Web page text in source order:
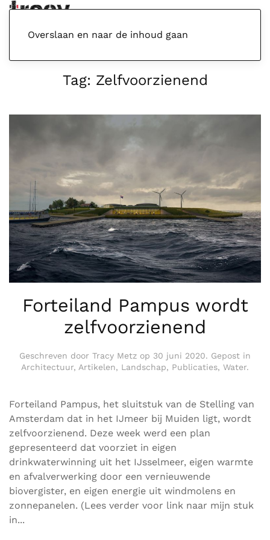
Overslaan en naar de inhoud gaan
Tag: Zelfvoorzienend
Forteiland Pampus wordt
zelfvoorzienend
Geschreven door Tracy Metz op 30 juni 2020. Gepost in
Architectuur, Artikelen, Landschap, Publicaties, Water.
Forteiland Pampus, het sluitstuk van de Stelling van
Amsterdam dat in het IJmeer bij Muiden ligt, wordt
zelfvoorzienend. Deze week werd een plan
gepresenteerd dat voorziet in eigen
drinkwaterwinning uit het IJsselmeer, eigen warmte
en afvalverwerking door een vernieuwende
biovergister, en eigen energie uit windmolens en
zonnepanelen. (Lees verder voor link naar mijn stuk
in...